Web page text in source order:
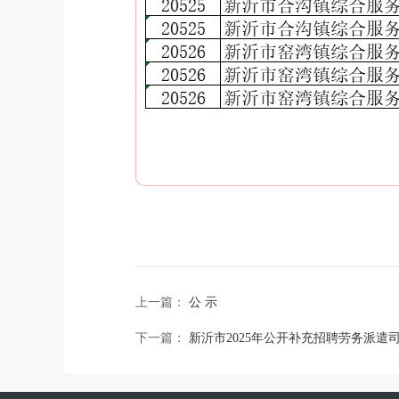
上一篇： 公 示
下一篇： 新沂市2025年公开补充招聘劳务派遣